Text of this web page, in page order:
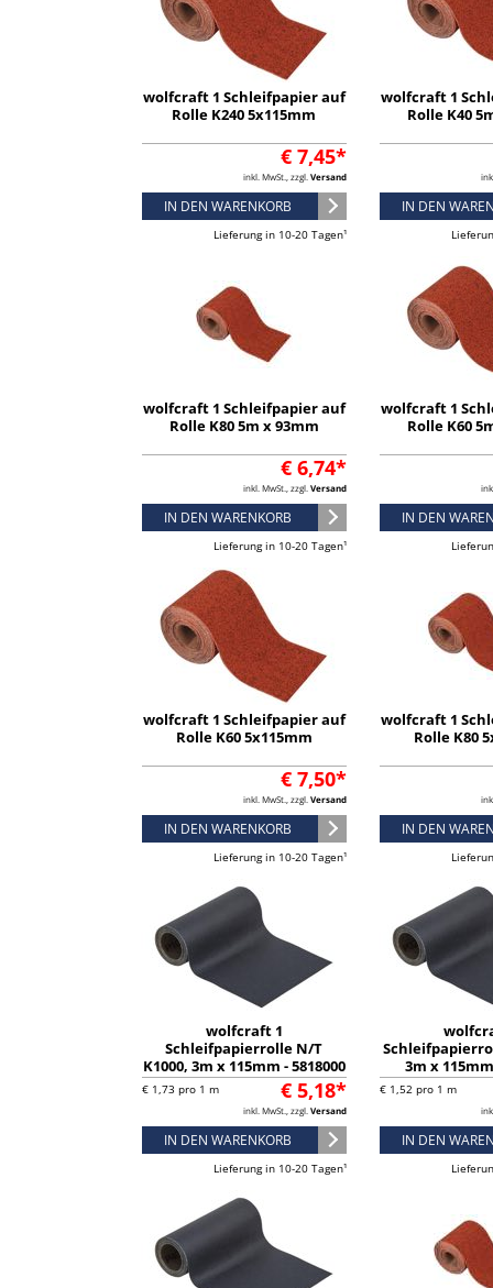
wolfcraft 1 Schleifpapier auf
Rolle K240 5x115mm
€ 7,45*
inkl. MwSt., zzgl. Versand
IN DEN WARENKORB
Lieferung in 10-20 Tagen¹
wolfcraft 1
Rolle K40
IN DEN
wolfcraft 1 Schleifpapier auf
Rolle K80 5m x 93mm
€ 6,74*
inkl. MwSt., zzgl. Versand
IN DEN WARENKORB
Lieferung in 10-20 Tagen¹
wolfcraft 1
Rolle K60
IN DEN
wolfcraft 1 Schleifpapier auf
Rolle K60 5x115mm
€ 7,50*
inkl. MwSt., zzgl. Versand
IN DEN WARENKORB
Lieferung in 10-20 Tagen¹
wolfcraft 1
Rolle K80
IN DEN
wolfcraft 1
Schleifpapierrolle N/T
K1000, 3m x 115mm - 5818000
€ 5,18*
€ 1,73 pro 1 m
inkl. MwSt., zzgl. Versand
IN DEN WARENKORB
Lieferung in 10-20 Tagen¹
3m x
€ 1,52 pro 1 m
IN DEN